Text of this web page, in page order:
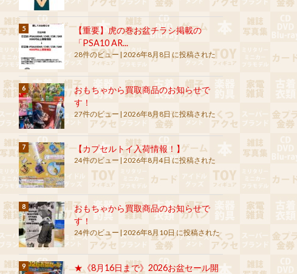
【重要】虎の巻お盆チラシ掲載の
「PSA10 AR...
28件のビュー 2026年8月8日 に投稿された
おもちゃから買取商品のお知らせで
す！
27件のビュー |2026年8月8日 に投稿された
【カプセルトイ入荷情報！】
24件のビュー 2026年8月4日 に投稿された
おもちゃから買取商品のお知らせで
す！
24件のビュー |2026年8月10日 に投稿された
★《8月16日まで》2026お盆セール開